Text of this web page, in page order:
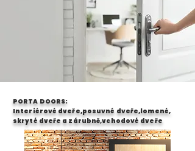
PORTA DOORS:
Interiérové dveře,posuvné dveře,lomené,
skryté dveře a zárubně,vchodové dveře